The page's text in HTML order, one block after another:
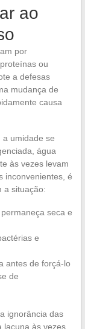
ao
por
ou
a defesas
mudança de
causa
umidade se
água
às vezes levam
inconvenientes, é
a situação:
seca e
e
antes de forçá-lo
de
ignorância das
lacuna às vezes